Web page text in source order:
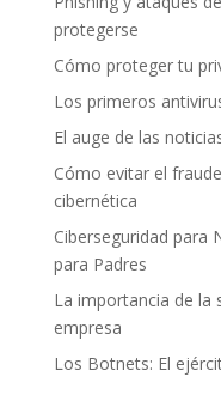
protegerse
Cómo proteger tu
Los primeros
El auge de las
Cómo evitar el
cibernética
Ciberseguridad para
para Padres
La importancia de la
empresa
Los Botnets: El